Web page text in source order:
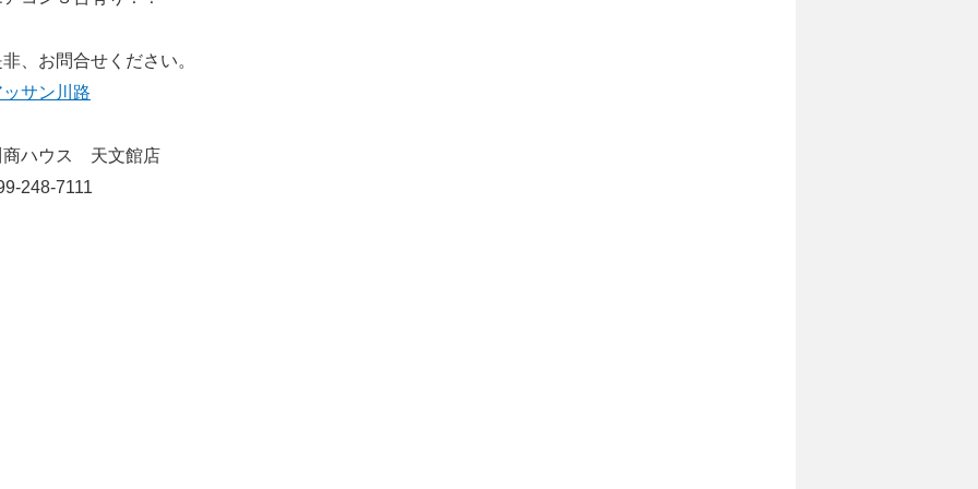
、お問合せください。
ッサン川路
商ハウス 天文館店
248-7111